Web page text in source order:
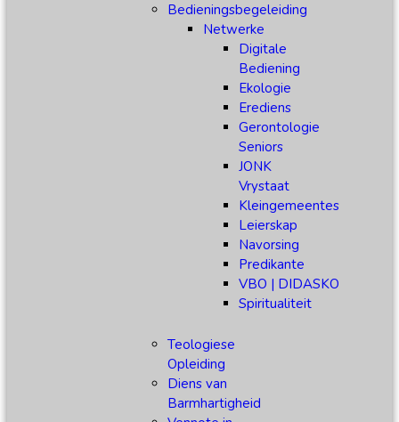
Bedieningsbegeleiding
Netwerke
Digitale
Bediening
Ekologie
Erediens
Gerontologie
Seniors
JONK
Vrystaat
Kleingemeentes
Leierskap
Navorsing
Predikante
VBO | DIDASKO
Spiritualiteit
Teologiese
Opleiding
Diens van
Barmhartigheid